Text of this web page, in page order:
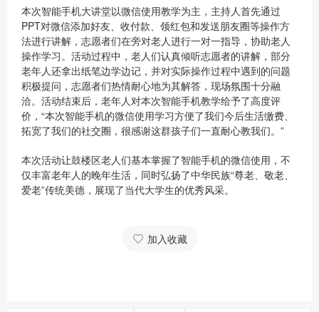
本次智能手机大讲堂以微信使用教学为主，主持人首先通过
PPT对微信添加好友、收付款、领红包和发送朋友圈等操作方
法进行讲解，志愿者们在旁对老人进行一对一指导，协助老人
操作学习。活动过程中，老人们认真倾听志愿者的讲解，部分
老年人还拿出纸笔边学边记，并对实际操作过程中遇到的问题
积极提问，志愿者们热情耐心地为其解答，现场氛围十分融
洽。活动结束后，老年人对本次智能手机教学给予了高度评
价，“本次智能手机的微信使用学习方便了我们今后生活缴费、
拓宽了我们的社交圈，很感谢这群孩子们一直耐心教我们。”
本次活动让鼓楼区老人们基本掌握了智能手机的微信使用，不
仅丰富老年人的晚年生活，同时弘扬了中华民族“尊老、敬老、
爱老”传统美德，展现了当代大学生的优秀风采。
加入收藏